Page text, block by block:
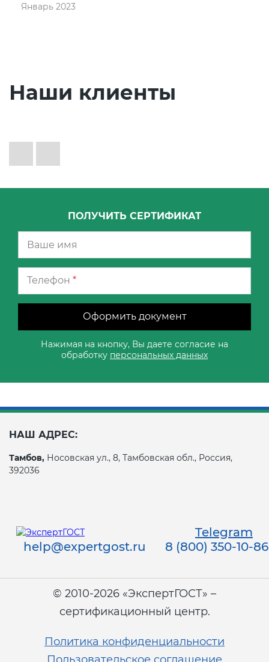
Январь 2023
Наши клиенты
ПОЛУЧИТЬ СЕРТИФИКАТ
Телефон *
Оформить документ
Нажимая на кнопку, Вы даете согласие на
обработку персональных данных
НАШ АДРЕС:
Тамбов, Носовская ул., 8, Тамбовская обл., Россия,
392036
Telegram
help@expertgost.ru
8 (800) 350-10-86
© 2010-2026 «ЭкспертГОСТ» –
сертификационный центр.
Политика конфиденциальности